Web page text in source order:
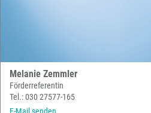
Melanie Zemmler
Förderreferentin
Tel.: 030 27577-165